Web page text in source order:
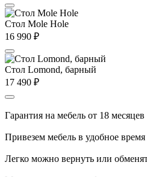
Стол Mole Hole
16 990 ₽
Стол Lomond, барный
17 490 ₽
Гарантия на мебель от 18 месяцев
Привезем мебель в удобное время
Легко можно вернуть или